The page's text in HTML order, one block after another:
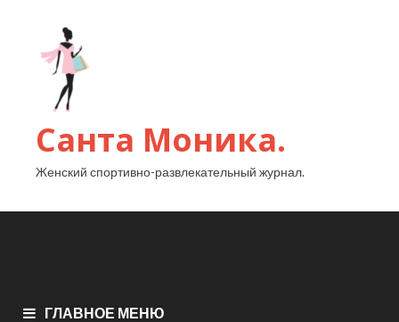
Санта Моника.
Женский спортивно-развлекательный журнал.
ГЛАВНОЕ МЕНЮ